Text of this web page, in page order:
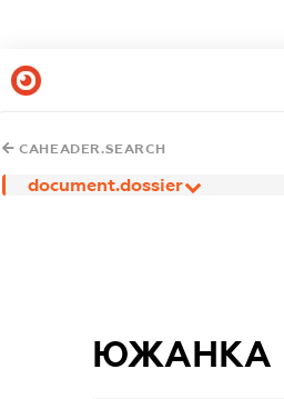
CAHEADER.SEARCH
document.dossier
ЮЖАНКА